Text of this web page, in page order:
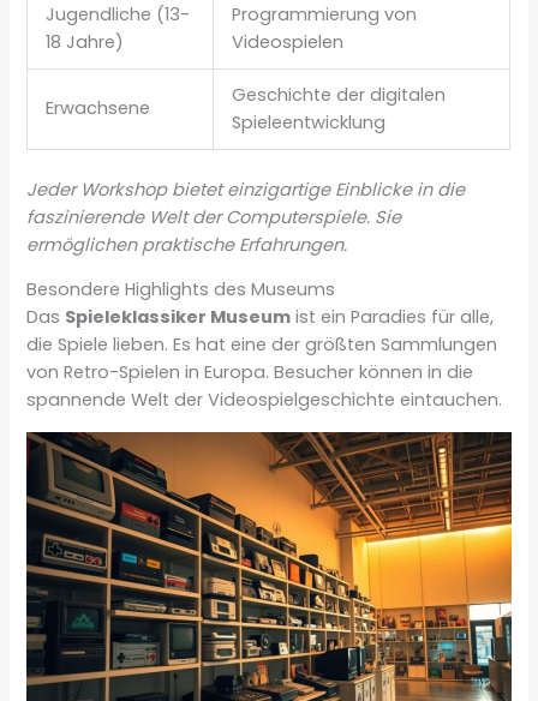
Jugendliche (13-
18 Jahre)
Programmierung von
Videospielen
Erwachsene
Geschichte der digitalen
Spieleentwicklung
Jeder Workshop bietet einzigartige Einblicke in die
faszinierende Welt der Computerspiele. Sie
ermöglichen praktische Erfahrungen.
Besondere Highlights des Museums
Das Spieleklassiker Museum ist ein Paradies für alle,
die Spiele lieben. Es hat eine der größten Sammlungen
von Retro-Spielen in Europa. Besucher können in die
spannende Welt der Videospielgeschichte eintauchen.